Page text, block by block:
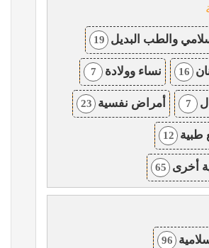
والطب البديل 19
16 نساء وولادة 7
7 أمراض نفسية 23
طبية 12
أخرى 65
96